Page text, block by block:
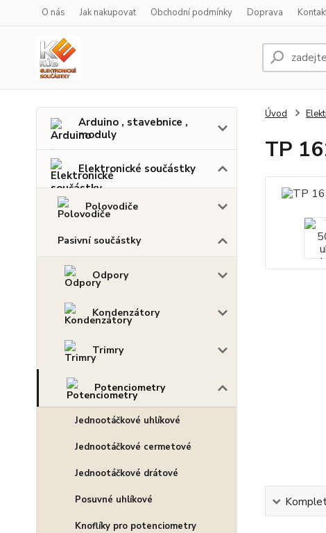
O nás Jak nakupovat Obchodní podmínky Doprava
Arduino , stavebnice ,
moduly
Elektronické součástky
Polovodiče
Pasivní součástky
Odpory
Kondenzátory
Trimry
Potenciometry
Jednootáčkové uhlíkové
Jednootáčkové cermetové
Jednootáčkové drátové
Posuvné uhlíkové
Knoflíky pro potenciometry
Úvod
TP